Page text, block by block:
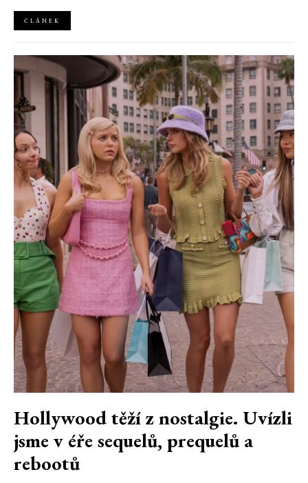
Fall 2027.
ČLÁNEK
Hollywood těží z nostalgie. Uvízli
jsme v éře sequelů, prequelů a
rebootů